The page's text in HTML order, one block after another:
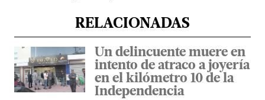
RELACIONADAS
Un delincuente muere en
intento de atraco a joyería
en el kilómetro 10 de la
Independencia